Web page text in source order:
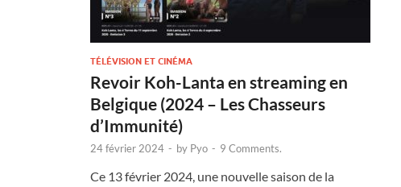
TÉLÉVISION ET CINÉMA
Revoir Koh-Lanta en streaming en
Belgique (2024 – Les Chasseurs
d’Immunité)
24 février 2024 - by Pyo - 9 Comments.
Ce 13 février 2024, une nouvelle saison de la